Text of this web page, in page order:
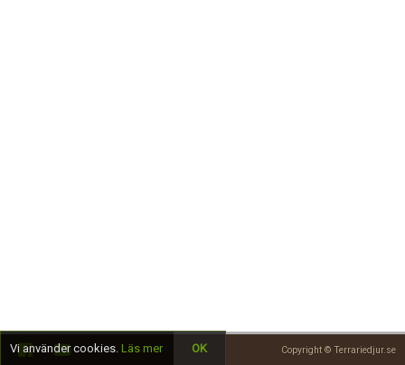
Copyright © Terrariedjur.se
Vi använder cookies. Läs mer OK